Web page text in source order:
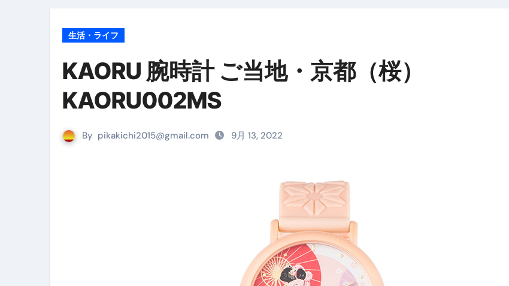
【1日ダイエットルーティン】運動なしで2ヶ月で10kg減量した、私の痩せる9つの習慣
リサイクル業者の無料回収・無料査定は危険？情報収集との関係と見分け方を解説
青森県震度6とベネゼエラM7級地震の関連性は？
Cookie同意管理ツール「STRIGHT」取り扱い開始＆リリース記念キャンペーン【ムーム
【輸入消費税】輸入に消費税はかかるのか？勘定科目・仕訳・申告書記載方法
この動画は国にすぐ消されます。これが日本が残念な国になった理由です。国民は●●
意外にありえる？日経平均40000円を妄想シナリオ検証してみた！ズボラ株投資
アフィリエイト【稼げるキーワード】一覧※YouTubeブログSNS共通
【必見】融資受けるなら”コレ”を確実に取り組むべき！ #shorts
生活・ライフ
KAORU 腕時計 ご当地・京都（桜）
KAORU002MS
By pikakichi2015@gmail.com 9月 13, 2022